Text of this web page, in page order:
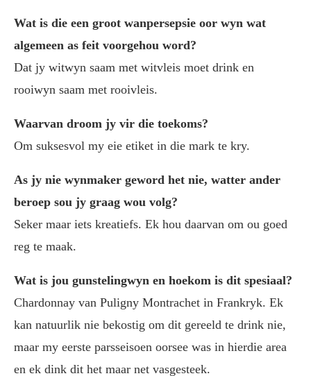
Wat is die een groot wanpersepsie oor wyn wat
algemeen as feit voorgehou word?
Dat jy witwyn saam met witvleis moet drink en
rooiwyn saam met rooivleis.
Waarvan droom jy vir die toekoms?
Om suksesvol my eie etiket in die mark te kry.
As jy nie wynmaker geword het nie, watter ander
beroep sou jy graag wou volg?
Seker maar iets kreatiefs. Ek hou daarvan om ou goed
reg te maak.
Wat is jou gunstelingwyn en hoekom is dit spesiaal?
Chardonnay van Puligny Montrachet in Frankryk. Ek
kan natuurlik nie bekostig om dit gereeld te drink nie,
maar my eerste parsseisoen oorsee was in hierdie area
en ek dink dit het maar net vasgesteek.